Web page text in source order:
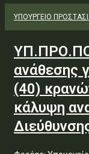
ΥΠΟΥΡΓΕΊΟ
ανάθεσης
(40)
κάλυψη